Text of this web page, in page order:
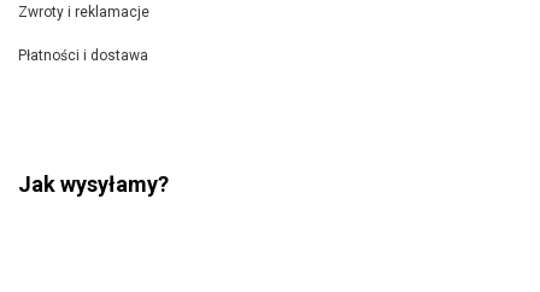
Zwroty i reklamacje
Płatności i dostawa
Jak wysyłamy?